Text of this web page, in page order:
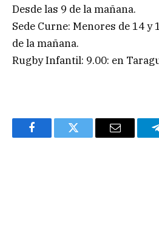
Desde las 9 de la mañana.
Sede Curne: Menores de 14 y
de la mañana.
Rugby Infantil: 9.00: en
FacebookTwitter Email